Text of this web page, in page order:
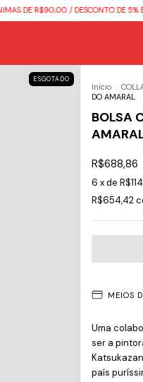
R$90,00 / DESCONTO DE 5% EM
ESGOTADO
Início .
DO AMARAL
BOLSA
R$688,86
6 x de
R$654,42
MEIOS
Uma
ser a
país